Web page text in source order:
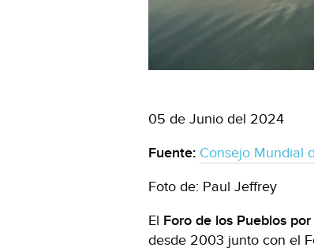
05 de Junio del 2024
Fuente: Consejo Mundial
Foto de: Paul Jeffrey
El Foro de los Pueblos
desde 2003 junto con el